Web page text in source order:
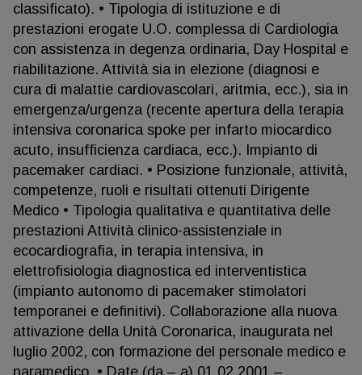
classificato). • Tipologia di istituzione e di
prestazioni erogate U.O. complessa di Cardiologia
con assistenza in degenza ordinaria, Day Hospital e
riabilitazione. Attività sia in elezione (diagnosi e
cura di malattie cardiovascolari, aritmia, ecc.), sia in
emergenza/urgenza (recente apertura della terapia
intensiva coronarica spoke per infarto miocardico
acuto, insufficienza cardiaca, ecc.). Impianto di
pacemaker cardiaci. • Posizione funzionale, attività,
competenze, ruoli e risultati ottenuti Dirigente
Medico • Tipologia qualitativa e quantitativa delle
prestazioni Attività clinico-assistenziale in
ecocardiografia, in terapia intensiva, in
elettrofisiologia diagnostica ed interventistica
(impianto autonomo di pacemaker stimolatori
temporanei e definitivi). Collaborazione alla nuova
attivazione della Unità Coronarica, inaugurata nel
luglio 2002, con formazione del personale medico e
paramedico. • Date (da – a) 01.02.2001 –